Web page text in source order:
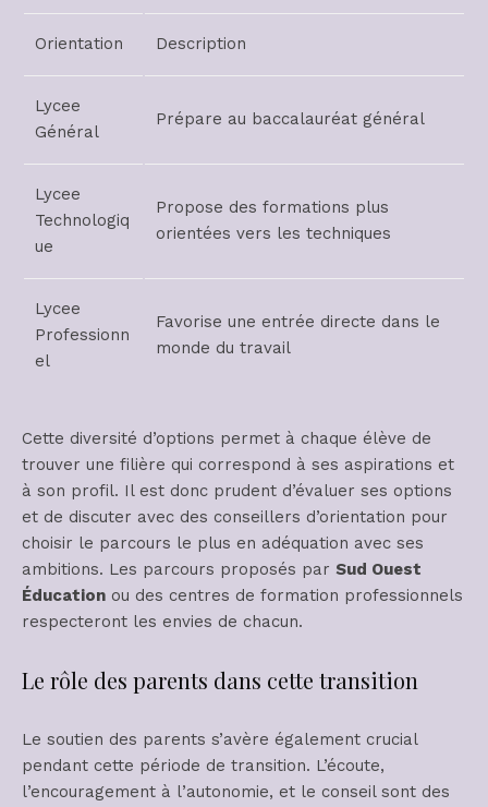
Orientation Description
Lycee
Général
Prépare au baccalauréat général
Lycee
Technologiq
ue
Propose des formations plus
orientées vers les techniques
Lycee
Professionn
el
Favorise une entrée directe dans le
monde du travail
Cette diversité d’options permet à chaque élève de
trouver une filière qui correspond à ses aspirations et
à son profil. Il est donc prudent d’évaluer ses options
et de discuter avec des conseillers d’orientation pour
choisir le parcours le plus en adéquation avec ses
ambitions. Les parcours proposés par Sud Ouest
Éducation ou des centres de formation professionnels
respecteront les envies de chacun.
Le rôle des parents dans cette transition
Le soutien des parents s’avère également crucial
pendant cette période de transition. L’écoute,
l’encouragement à l’autonomie, et le conseil sont des